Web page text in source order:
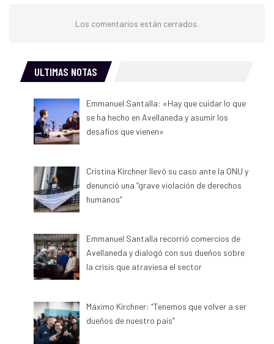
Los comentarios están cerrados.
ULTIMAS NOTAS
Emmanuel Santalla: «Hay que cuidar lo que
se ha hecho en Avellaneda y asumir los
desafíos que vienen»
Cristina Kirchner llevó su caso ante la ONU y
denunció una “grave violación de derechos
humanos”
Emmanuel Santalla recorrió comercios de
Avellaneda y dialogó con sus dueños sobre
la crisis que atraviesa el sector
Máximo Kirchner: “Tenemos que volver a ser
dueños de nuestro país”